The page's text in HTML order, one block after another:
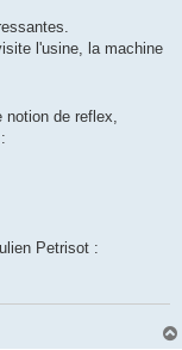
l'usine, la machine
notion de reflex,
Petrisot :